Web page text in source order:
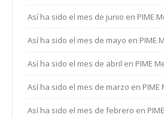
Así ha sido el mes de junio en PIME
Así ha sido el mes de mayo en PIME
Así ha sido el mes de abril en PIME
Así ha sido el mes de marzo en PIME
Así ha sido el mes de febrero en